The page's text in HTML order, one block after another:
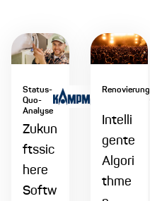
Status-
Quo-
Analyse
Zukun
ftssic
here
Softw
Renovierung
Intelli
gente
Algori
thme